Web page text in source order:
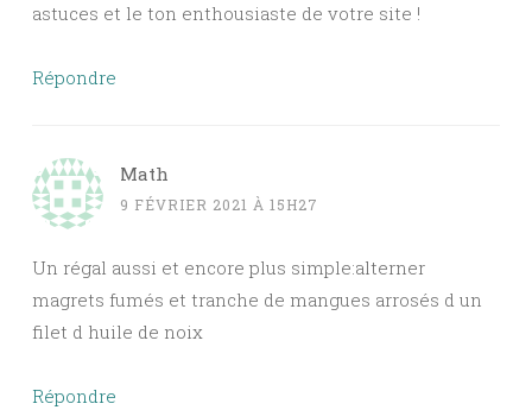
astuces et le ton enthousiaste de votre site !
Répondre
Math
9 FÉVRIER 2021 À 15H27
Un régal aussi et encore plus simple:alterner
magrets fumés et tranche de mangues arrosés d un
filet d huile de noix
Répondre